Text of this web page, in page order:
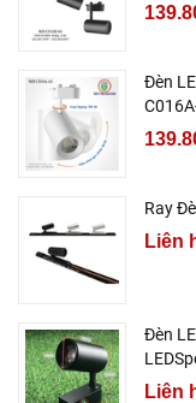
Đèn
Ray
Liên
Đèn
Liên